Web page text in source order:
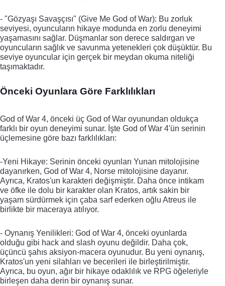
- "Gözyaşı Savaşçısı" (Give Me God of War): Bu zorluk
seviyesi, oyuncuların hikaye modunda en zorlu deneyimi
yaşamasını sağlar. Düşmanlar son derece saldırgan ve
oyuncuların sağlık ve savunma yetenekleri çok düşüktür. Bu
seviye oyuncular için gerçek bir meydan okuma niteliği
taşımaktadır.
Önceki Oyunlara Göre Farklılıkları
God of War 4, önceki üç God of War oyunundan oldukça
farklı bir oyun deneyimi sunar. İşte God of War 4'ün serinin
üçlemesine göre bazı farklılıkları:
-Yeni Hikaye: Serinin önceki oyunları Yunan mitolojisine
dayanırken, God of War 4, Norse mitolojisine dayanır.
Ayrıca, Kratos'un karakteri değişmiştir. Daha önce intikam
ve öfke ile dolu bir karakter olan Kratos, artık sakin bir
yaşam sürdürmek için çaba sarf ederken oğlu Atreus ile
birlikte bir maceraya atılıyor.
- Oynanış Yenilikleri: God of War 4, önceki oyunlarda
olduğu gibi hack and slash oyunu değildir. Daha çok,
üçüncü şahıs aksiyon-macera oyunudur. Bu yeni oynanış,
Kratos'un yeni silahları ve becerileri ile birleştirilmiştir.
Ayrıca, bu oyun, ağır bir hikaye odaklılık ve RPG öğeleriyle
birleşen daha derin bir oynanış sunar.